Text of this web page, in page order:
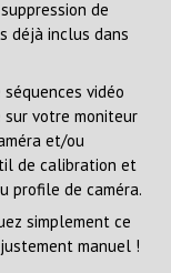
de
déjà inclus dans
vidéo
votre moniteur
et/ou
de calibration et
profile de caméra.
simplement ce
manuel !